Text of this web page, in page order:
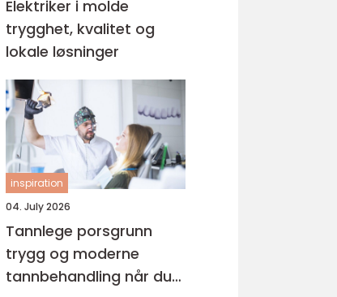
Elektriker i molde
trygghet, kvalitet og
lokale løsninger
inspiration
04. July 2026
Tannlege porsgrunn
trygg og moderne
tannbehandling når du